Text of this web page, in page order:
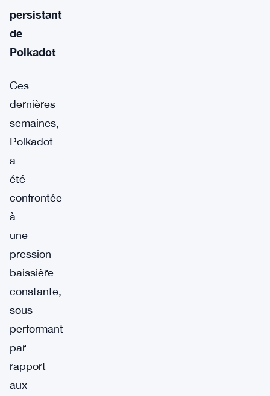
persistant
de
Polkadot
Ces
dernières
semaines,
Polkadot
a
été
confrontée
à
une
pression
baissière
constante,
sous-
performant
par
rapport
aux